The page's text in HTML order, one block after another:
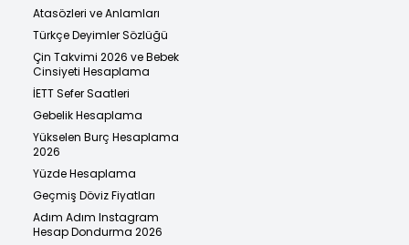
Atasözleri ve Anlamları
Türkçe Deyimler Sözlüğü
Çin Takvimi 2026 ve Bebek
Cinsiyeti Hesaplama
İETT Sefer Saatleri
Gebelik Hesaplama
Yükselen Burç Hesaplama
2026
Yüzde Hesaplama
Geçmiş Döviz Fiyatları
Adım Adım Instagram
Hesap Dondurma 2026